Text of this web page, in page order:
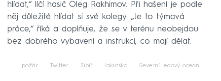
hlídat,“ líčí hasič Oleg Rakhimov. Při hašení je podle
něj důležité hlídat si své kolegy. „Je to týmová
práce,“ říká a doplňuje, že se v terénu neobejdou
bez dobrého vybavení a instrukcí, co mají dělat.
požár Twitter Sibiř Jakutsko Severní ledový oceán